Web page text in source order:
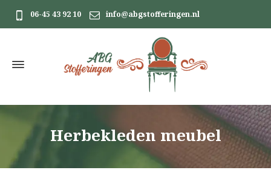
06-45 43 92 10 info@abgstofferingen.nl
Herbekleden meubel